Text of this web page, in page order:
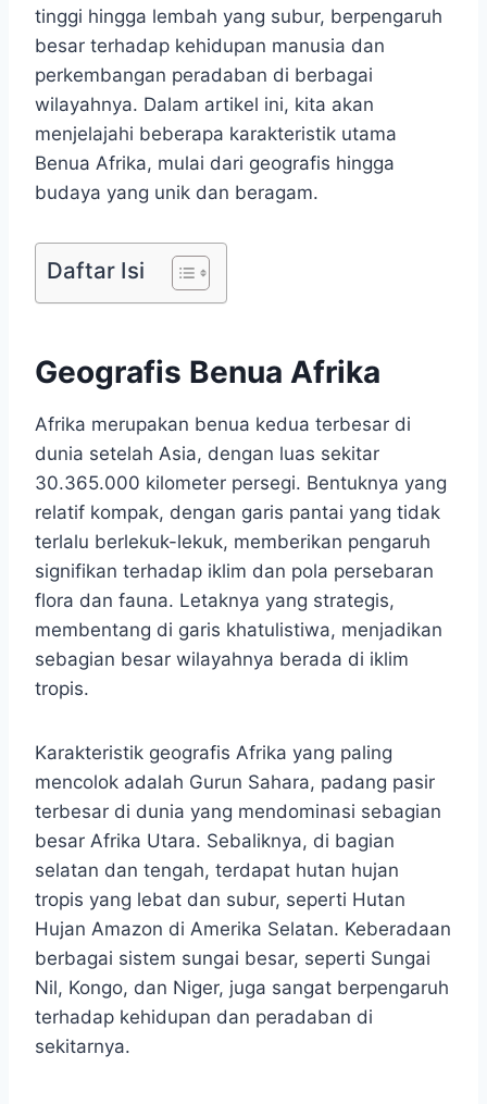
tinggi hingga lembah yang subur, berpengaruh
besar terhadap kehidupan manusia dan
perkembangan peradaban di berbagai
wilayahnya. Dalam artikel ini, kita akan
menjelajahi beberapa karakteristik utama
Benua Afrika, mulai dari geografis hingga
budaya yang unik dan beragam.
Daftar Isi
Geografis Benua Afrika
Afrika merupakan benua kedua terbesar di
dunia setelah Asia, dengan luas sekitar
30.365.000 kilometer persegi. Bentuknya yang
relatif kompak, dengan garis pantai yang tidak
terlalu berlekuk-lekuk, memberikan pengaruh
signifikan terhadap iklim dan pola persebaran
flora dan fauna. Letaknya yang strategis,
membentang di garis khatulistiwa, menjadikan
sebagian besar wilayahnya berada di iklim
tropis.
Karakteristik geografis Afrika yang paling
mencolok adalah Gurun Sahara, padang pasir
terbesar di dunia yang mendominasi sebagian
besar Afrika Utara. Sebaliknya, di bagian
selatan dan tengah, terdapat hutan hujan
tropis yang lebat dan subur, seperti Hutan
Hujan Amazon di Amerika Selatan. Keberadaan
berbagai sistem sungai besar, seperti Sungai
Nil, Kongo, dan Niger, juga sangat berpengaruh
terhadap kehidupan dan peradaban di
sekitarnya.